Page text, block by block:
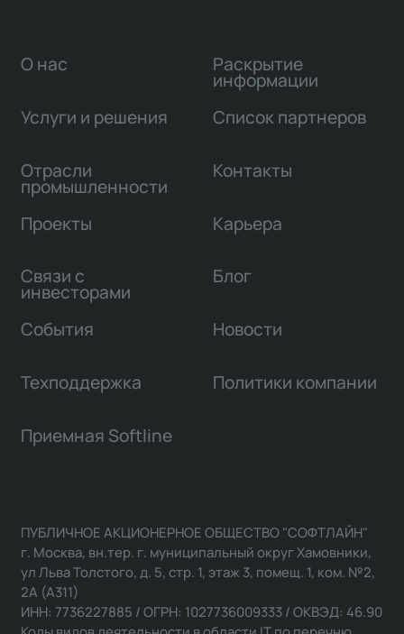
О нас
Услуги и решения
Отрасли
промышленности
Проекты
Связи с
инвесторами
Раскрытие
информации
Список партнеров
Контакты
Карьера
Блог
События Новости
Техподдержка Политики компании
Приемная Softline
ПУБЛИЧНОЕ АКЦИОНЕРНОЕ ОБЩЕСТВО "СОФТЛАЙН"
г. Москва, вн.тер. г. муниципальный округ Хамовники,
ул Льва Толстого, д. 5, стр. 1, этаж 3, помещ. 1, ком. №2,
2А (А311)
ИНН: 7736227885 / ОГРН: 1027736009333 / ОКВЭД: 46.90